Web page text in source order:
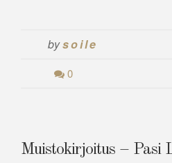
bysoile
0
Muistokirjoitus – Pasi